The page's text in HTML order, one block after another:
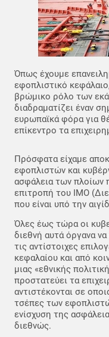
Όπως έχουμε
εφοπλιστικό
βρώμικο ρόλο των
διαδραματίζει έναν
ευρωπαϊκά φόρα για
επίκεντρο τα
Πρόσφατα είχαμε
εφοπλιστών και
ασφάλεια των πλοίων
επιτροπή του IMO
που είναι υπό την
Όλες έως τώρα οι
διεθνή αυτά όργανα
τις αντίστοιχες
κεφαλαίου και από
μιας «εθνικής
προστατεύει τα
αντιστέκονται σε
τσέπες των
ενίσχυση της
διεθνώς.